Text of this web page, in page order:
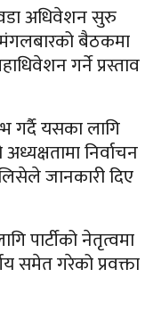
अधिवेशन सुरु
बैठकमा
गर्ने प्रस्ताव
गर्दै यसका लागि
निर्वाचन
जानकारी दिए
पार्टीको नेतृत्वमा
समेत गरेको प्रवक्ता